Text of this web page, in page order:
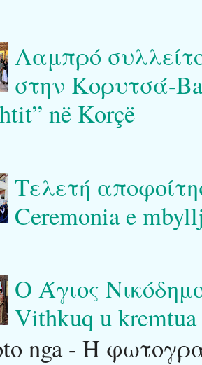
Λαμπρό
στην Κορυτσά-
në Korçë
Τελετή
Ceremonia e
Ο Άγιος
Vithkuq u
nga - Η